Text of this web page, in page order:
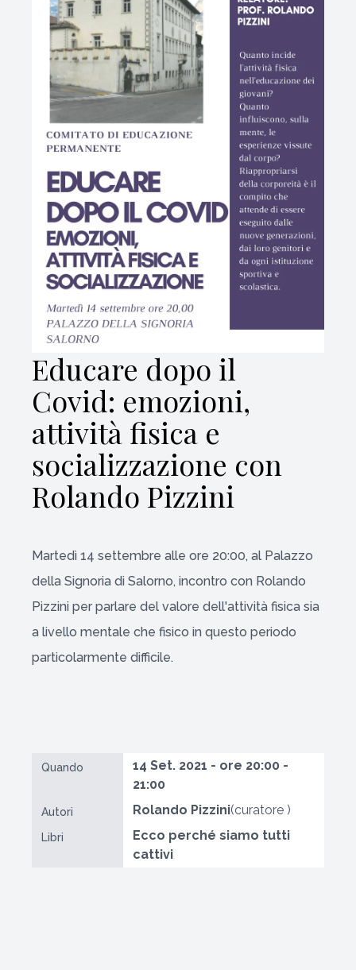
Educare dopo il
Covid: emozioni,
attività fisica e
socializzazione con
Rolando Pizzini
Martedì 14 settembre alle ore 20:00, al Palazzo
della Signoria di Salorno, incontro con Rolando
Pizzini per parlare del valore dell'attività fisica sia
a livello mentale che fisico in questo periodo
particolarmente difficile.
Quando
14 Set. 2021 - ore 20:00 -
21:00
Autori Rolando Pizzini(curatore )
Libri
Ecco perché siamo tutti
cattivi